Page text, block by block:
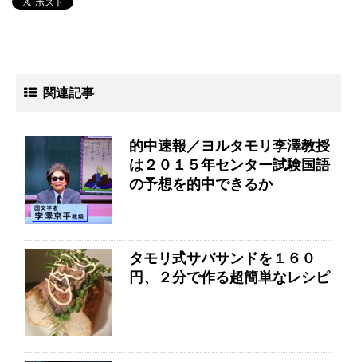
関連記事
的中速報／ヨルタモリ李澤教授
は２０１５年センター試験国語
の予想を的中できるか
タモリ式サバサンドを１６０
円、２分で作る超簡単なレシピ